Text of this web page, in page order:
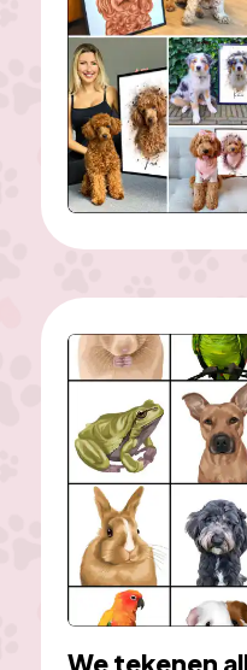
We tekenen